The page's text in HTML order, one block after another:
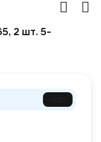
2 шт. 5-